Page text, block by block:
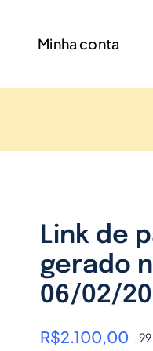
Minha conta
Link de
gerado
06/02/
R$2.100,00